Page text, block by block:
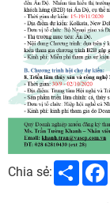
Chia sẻ: Share